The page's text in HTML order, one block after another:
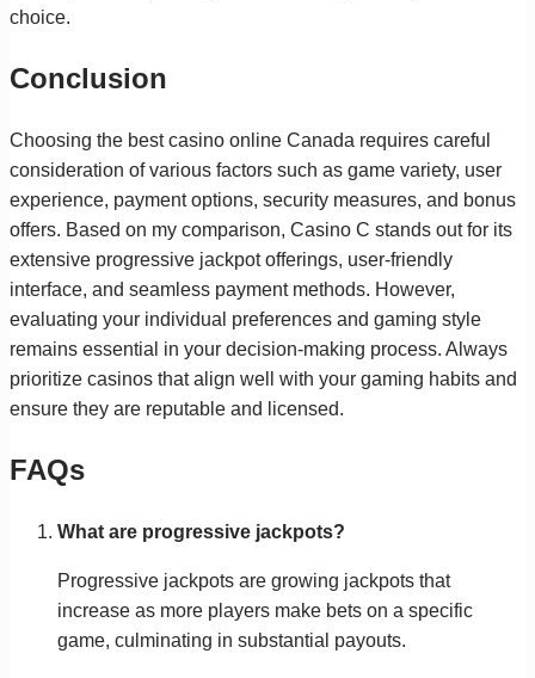
choice.
Conclusion
Choosing the best casino online Canada requires careful
consideration of various factors such as game variety, user
experience, payment options, security measures, and bonus
offers. Based on my comparison, Casino C stands out for its
extensive progressive jackpot offerings, user-friendly
interface, and seamless payment methods. However,
evaluating your individual preferences and gaming style
remains essential in your decision-making process. Always
prioritize casinos that align well with your gaming habits and
ensure they are reputable and licensed.
FAQs
What are progressive jackpots?
Progressive jackpots are growing jackpots that
increase as more players make bets on a specific
game, culminating in substantial payouts.